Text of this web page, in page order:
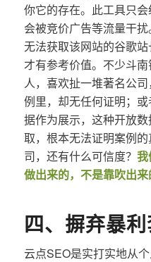
你它的存在。此工具只
会被竞价广告等流量干
无法获取该网站的谷歌
才有参考价值。不少斗
人，喜欢扯一堆著名公
例里，却无任何证明；
据作为展示，这种开放
取，根本无法证明案例
司，还有什么可信度？ 我
做出来的，不是靠吹出来
四、摒弃暴
云点SEO是实打实地从